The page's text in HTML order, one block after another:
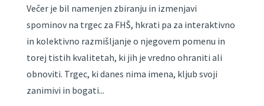
Večer je bil namenjen zbiranju in izmenjavi
spominov na trgec za FHŠ, hkrati pa za interaktivno
in kolektivno razmišljanje o njegovem pomenu in
torej tistih kvalitetah, ki jih je vredno ohraniti ali
obnoviti. Trgec, ki danes nima imena, kljub svoji
zanimivi in bogati...